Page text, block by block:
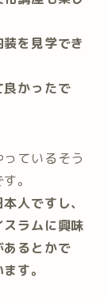
を見学でき
かったで
ているそう
。
人ですし、
ラムに興味
るとかで
す。